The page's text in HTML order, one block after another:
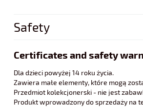
Safety
Certificates and safety
Dla dzieci powyżej 14 roku życia.
Zawiera małe elementy, które mogą
Przedmiot kolekcjonerski - nie jest
Produkt wprowadzony do sprzedaży na